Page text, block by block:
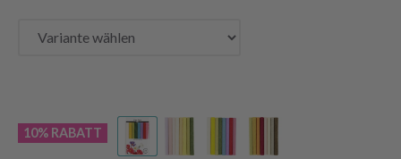
10% RABATT